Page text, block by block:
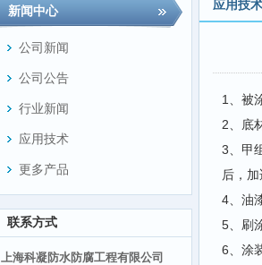
新闻中心
公司新闻
公司公告
行业新闻
应用技术
更多产品
联系方式
上海科凝防水防腐工程有限公司
应用技术
1、被
2、底
3、甲
后，
4、油
5、刷
6、涂